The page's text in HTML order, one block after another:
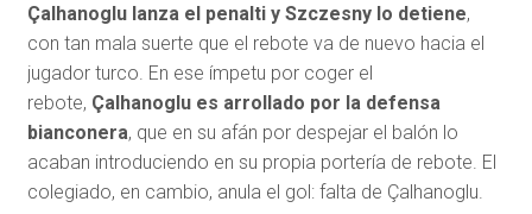
Çalhanoglu lanza el penalti y Szczesny lo detiene,
con tan mala suerte que el rebote va de nuevo hacia el
jugador turco. En ese ímpetu por coger el
rebote, Çalhanoglu es arrollado por la defensa
bianconera, que en su afán por despejar el balón lo
acaban introduciendo en su propia portería de rebote. El
colegiado, en cambio, anula el gol: falta de Çalhanoglu.